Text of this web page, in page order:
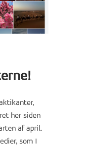
her siden
af april.
som I